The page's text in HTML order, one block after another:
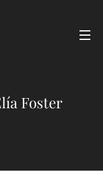
Foster